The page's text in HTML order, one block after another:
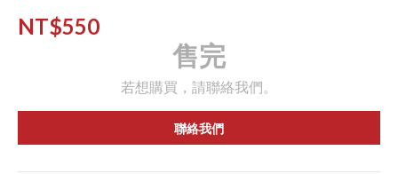
NT$550
售完
若想購買，請聯絡我們。
聯絡我們